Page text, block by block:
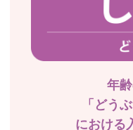
年
「どう
における